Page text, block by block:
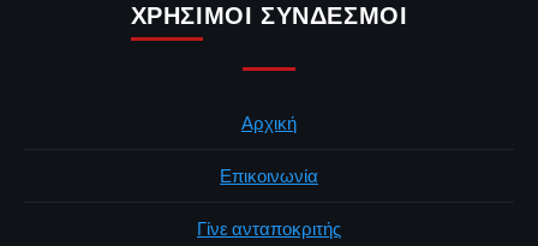
ΧΡΉΣΙΜΟΙ ΣΎΝΔΕΣΜΟΙ
Αρχική
Επικοινωνία
Γίνε ανταποκριτής